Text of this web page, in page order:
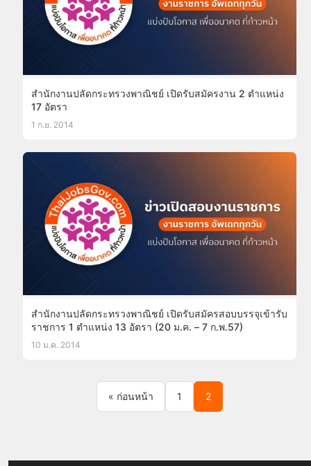
สำนักงานปลัดกระทรวงพาณิชย์ เปิดรับสมัครงาน 2 ตำแหน่ง
17 อัตรา
1 ก.ย. 2014
สำนักงานปลัดกระทรวงพาณิชย์ เปิดรับสมัครสอบบรรจุเข้ารับ
ราชการ 1 ตำแหน่ง 13 อัตรา (20 ม.ค. – 7 ก.พ.57)
10 ม.ค. 2014
Posts pagination
« ก่อนหน้า 1 2